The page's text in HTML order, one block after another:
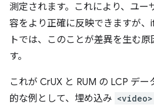
測定されます。これにより、ユー
容をより正確に反映できますが
トでは、このことが差異を生む
す。
これが CrUX と RUM の LCP デ
的な例として、埋め込み <video>